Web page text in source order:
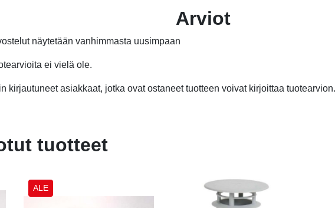
Arviot
näytetään vanhimmasta uusimpaan
ei vielä ole.
kirjautuneet asiakkaat, jotka ovat ostaneet tuotteen voivat kirjoittaa tuotearvion.
tuotteet
ALE